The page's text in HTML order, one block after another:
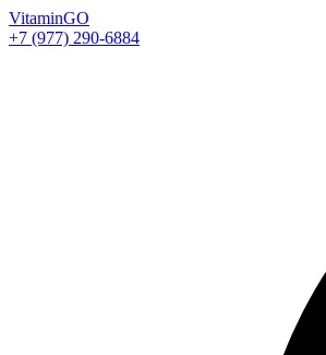
VitaminGO
+7 (977) 290-6884